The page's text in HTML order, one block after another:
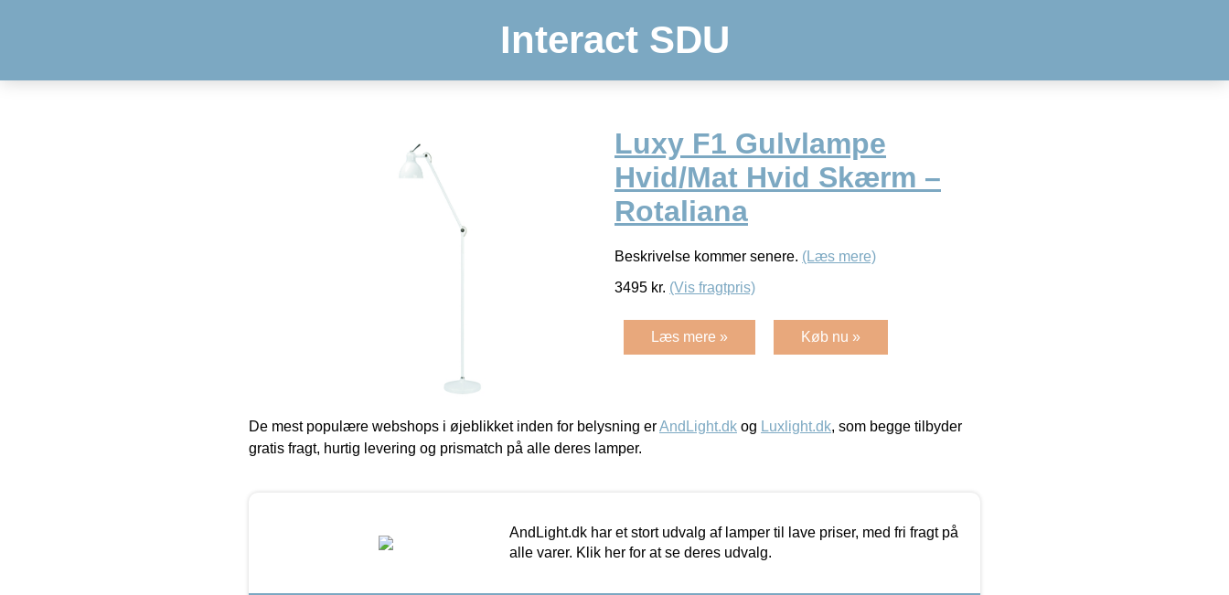
Interact SDU
Luxy F1 Gulvlampe
Hvid/Mat Hvid Skærm –
Rotaliana
Beskrivelse kommer senere. (Læs mere)
3495 kr. (Vis fragtpris)
Læs mere » Køb nu »
De mest populære webshops i øjeblikket inden for belysning erAndLight.dk og Luxlight.dk, som begge tilbyder
gratis fragt, hurtig levering og prismatch på alle deres lamper.
AndLight.dk har et stort udvalg af lamper til lave priser, med fri fragt på
alle varer. Klik her for at se deres udvalg.